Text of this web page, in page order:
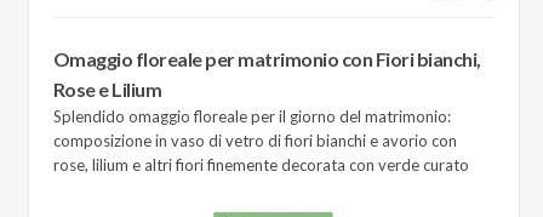
Omaggio floreale per matrimonio con Fiori bianchi,
Rose e Lilium
Splendido omaggio floreale per il giorno del matrimonio:
composizione in vaso di vetro di fiori bianchi e avorio con
rose, lilium e altri fiori finemente decorata con verde curato